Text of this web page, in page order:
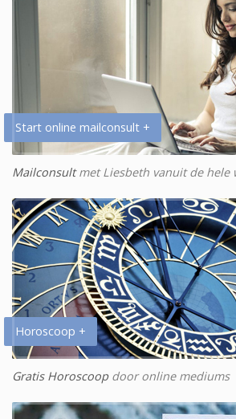
Start online mailconsult +
Mailconsultmet Liesbeth vanuit de hele
Horoscoop +
Gratis Horoscoopdoor online mediums